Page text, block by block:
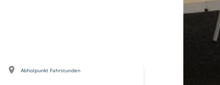
Abholpunkt Fahrstunden